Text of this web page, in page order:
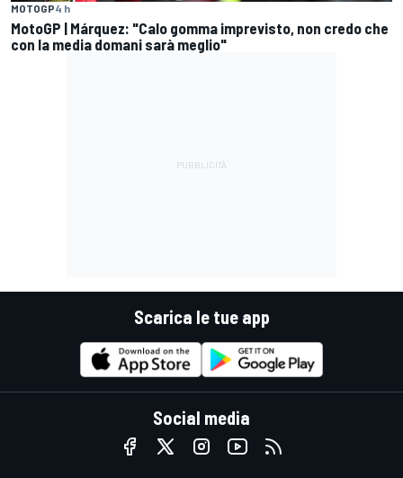
MOTOGP4 h
MotoGP | Márquez: "Calo gomma imprevisto, non credo che
con la media domani sarà meglio"
Scarica le tue app
Social media